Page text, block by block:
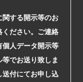
関する開示等のお
ください。ご連絡
個人データ開示等
でお送り致しま
送付にてお申し込